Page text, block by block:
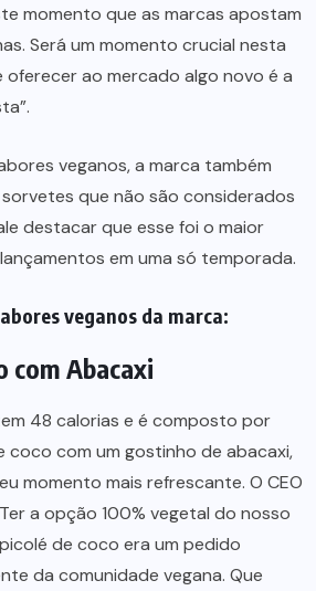
momento que as marcas apostam
Será um momento crucial nesta
oferecer ao mercado algo novo é a
veganos, a marca também
que não são considerados
destacar que esse foi o maior
em uma só temporada.
veganos da marca:
com Abacaxi
48 calorias e é composto por
coco com um gostinho de abacaxi,
momento mais refrescante. O CEO
a opção 100% vegetal do nosso
de coco era um pedido
da comunidade vegana. Que